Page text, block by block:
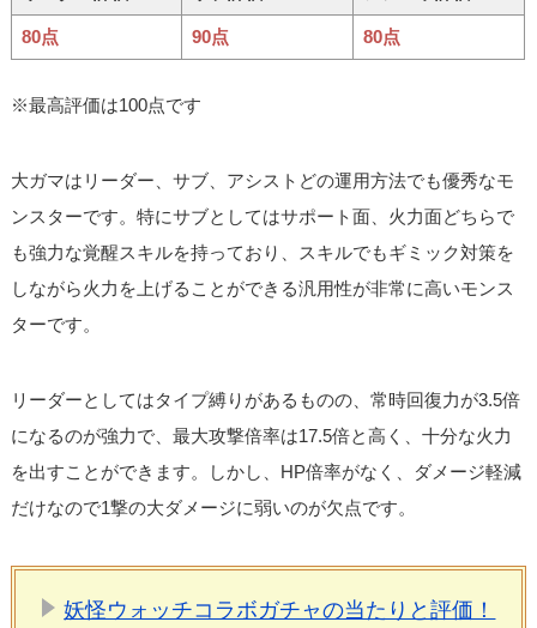
80点 90点 80点
※最高評価は100点です
大ガマはリーダー、サブ、アシストどの運用方法でも優秀なモ
ンスターです。特にサブとしてはサポート面、火力面どちらで
も強力な覚醒スキルを持っており、スキルでもギミック対策を
しながら火力を上げることができる汎用性が非常に高いモンス
ターです。
リーダーとしてはタイプ縛りがあるものの、常時回復力が3.5倍
になるのが強力で、最大攻撃倍率は17.5倍と高く、十分な火力
を出すことができます。しかし、HP倍率がなく、ダメージ軽減
だけなので1撃の大ダメージに弱いのが欠点です。
妖怪ウォッチコラボガチャの当たりと評価！